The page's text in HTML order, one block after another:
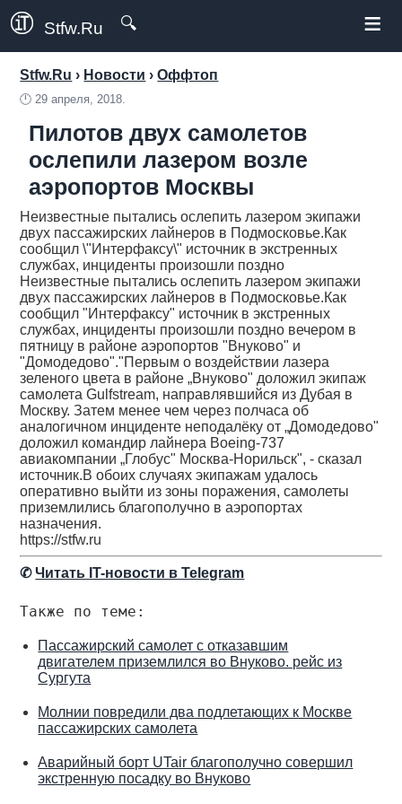
Stfw.Ru 🔍 ≡
Stfw.Ru › Новости ›Оффтоп
🕛29 апреля, 2018.
Пилотов двух самолетов
ослепили лазером возле
аэропортов Москвы
Неизвестные пытались ослепить лазером экипажи
двух пассажирских лайнеров в Подмосковье.Как
сообщил \"Интерфаксу\" источник в экстренных
службах, инциденты произошли поздно
Неизвестные пытались ослепить лазером экипажи
двух пассажирских лайнеров в Подмосковье.Как
сообщил "Интерфаксу" источник в экстренных
службах, инциденты произошли поздно вечером в
пятницу в районе аэропортов "Внуково" и
"Домодедово"."Первым о воздействии лазера
зеленого цвета в районе „Внуково" доложил экипаж
самолета Gulfstream, направлявшийся из Дубая в
Москву. Затем менее чем через полчаса об
аналогичном инциденте неподалёку от „Домодедово"
доложил командир лайнера Boeing-737
авиакомпании „Глобус" Москва-Норильск", - сказал
источник.В обоих случаях экипажам удалось
оперативно выйти из зоны поражения, самолеты
приземлились благополучно в аэропортах
назначения.
https://stfw.ru
✆Читать IT-новости в Telegram
Также по теме:
Пассажирский самолет с отказавшим
двигателем приземлился во Внуково. рейс из
Сургута
Молнии повредили два подлетающих к Москве
пассажирских самолета
Аварийный борт UTair благополучно совершил
экстренную посадку во Внуково